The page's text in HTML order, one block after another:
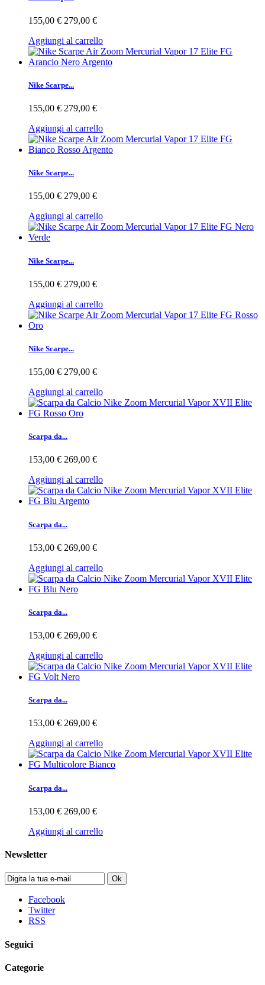
155,00 € 279,00 €
Aggiungi al carrello
Nike Scarpe...
155,00 € 279,00 €
Aggiungi al carrello
Nike Scarpe...
155,00 € 279,00 €
Aggiungi al carrello
Nike Scarpe...
155,00 € 279,00 €
Aggiungi al carrello
Nike Scarpe...
155,00 € 279,00 €
Aggiungi al carrello
Scarpa da...
153,00 € 269,00 €
Aggiungi al carrello
Scarpa da...
153,00 € 269,00 €
Aggiungi al carrello
Scarpa da...
153,00 € 269,00 €
Aggiungi al carrello
Scarpa da...
153,00 € 269,00 €
Aggiungi al carrello
Scarpa da...
153,00 € 269,00 €
Aggiungi al carrello
Newsletter
Ok
Facebook
Twitter
RSS
Seguici
Categorie